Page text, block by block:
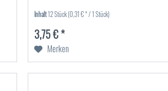
Inhalt12 Stück(0,31 € * / 1 Stück)
3,75 € *
Merken